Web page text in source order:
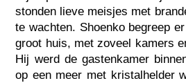
stonden lieve meisjes met
te wachten. Shoenko begreep
groot huis, met zoveel kamers
Hij werd de gastenkamer
op een meer met kristalhelder